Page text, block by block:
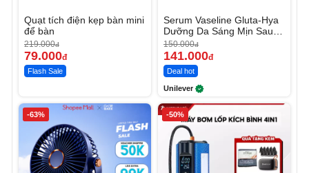
Quạt tích điện kẹp bàn mini
để bàn
219.000đ
79.000đ
Flash Sale
Serum Vaseline Gluta-Hya
Dưỡng Da Sáng Mịn Sau 7
Ngày
150.000đ
141.000đ
Deal hot
Unilever
-63% -50%